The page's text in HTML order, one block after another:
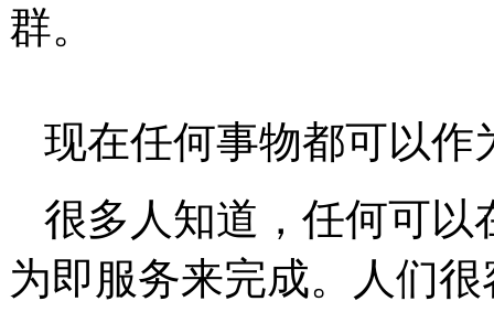
群。
现在任何事物都可以作
很多人知道，任何可以
为即服务来完成。人们